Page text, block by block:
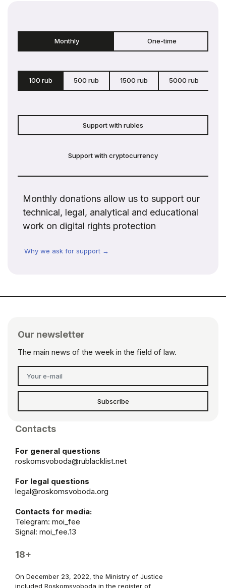
Monthly One-time
100 rub 500 rub 1500 rub 5000 rub
Support with rubles
Support with cryptocurrency
Monthly donations allow us to support our
technical, legal, analytical and educational
work on digital rights protection
Why we ask for support →
Our newsletter
The main news of the week in the field of law.
Subscribe
Contacts
For general questions
roskomsvoboda@rublacklist.net
For legal questions
legal@roskomsvoboda.org
Contacts for media:
Telegram: moi_fee
Signal: moi_fee.13
18+
On December 23, 2022, the Ministry of Justice
included Roskomsvoboda in the register of